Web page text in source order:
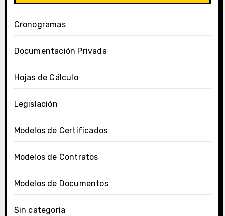
Cronogramas
Documentación Privada
Hojas de Cálculo
Legislación
Modelos de Certificados
Modelos de Contratos
Modelos de Documentos
Sin categoría